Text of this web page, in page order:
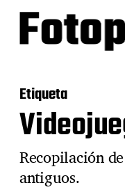
Etiqueta
Recopilación
antiguos.